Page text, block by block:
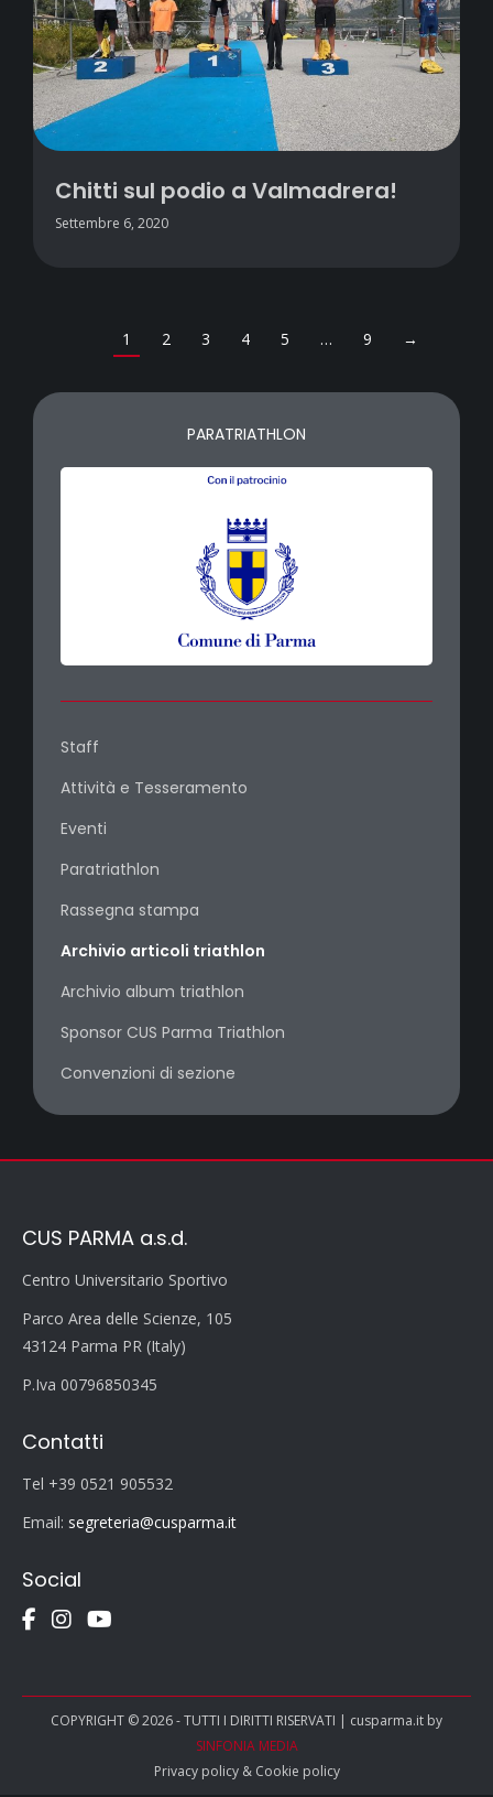
Chitti sul podio a Valmadrera!
Settembre 6, 2020
1 2 3 4 5 … 9 →
PARATRIATHLON
Staff
Attività e Tesseramento
Eventi
Paratriathlon
Rassegna stampa
Archivio articoli triathlon
Archivio album triathlon
Sponsor CUS Parma Triathlon
Convenzioni di sezione
CUS PARMA a.s.d.
Centro Universitario Sportivo
Parco Area delle Scienze, 105
43124 Parma PR (Italy)
P.Iva 00796850345
Contatti
Tel +39 0521 905532
Email: segreteria@cusparma.it
Social
COPYRIGHT © 2026 - TUTTI I DIRITTI RISERVATI | cusparma.it by
SINFONIA MEDIA
Privacy policy& Cookie policy